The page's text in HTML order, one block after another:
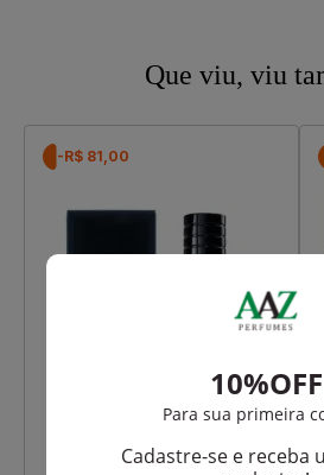
Que viu, viu
-R$ 81,00
Christian Dior
Sauvage Masculino de Christian
Dior Eau de Toilette